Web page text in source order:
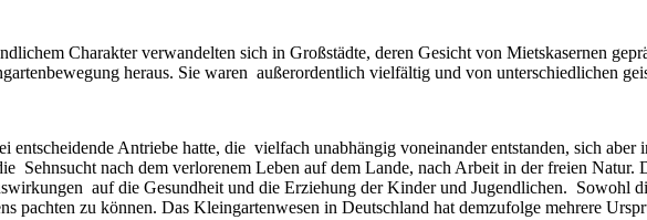
Charakter verwandelten sich in Großstädte, deren Gesicht von Mietskasernen
heraus. Sie waren außerordentlich vielfältig und von unterschiedlichen
entscheidende Antriebe hatte, die vielfach unabhängig voneinander entstanden, sich aber
Sehnsucht nach dem verlorenem Leben auf dem Lande, nach Arbeit in der freien Natur.
auf die Gesundheit und die Erziehung der Kinder und Jugendlichen. Sowohl
pachten zu können. Das Kleingartenwesen in Deutschland hat demzufolge mehrere